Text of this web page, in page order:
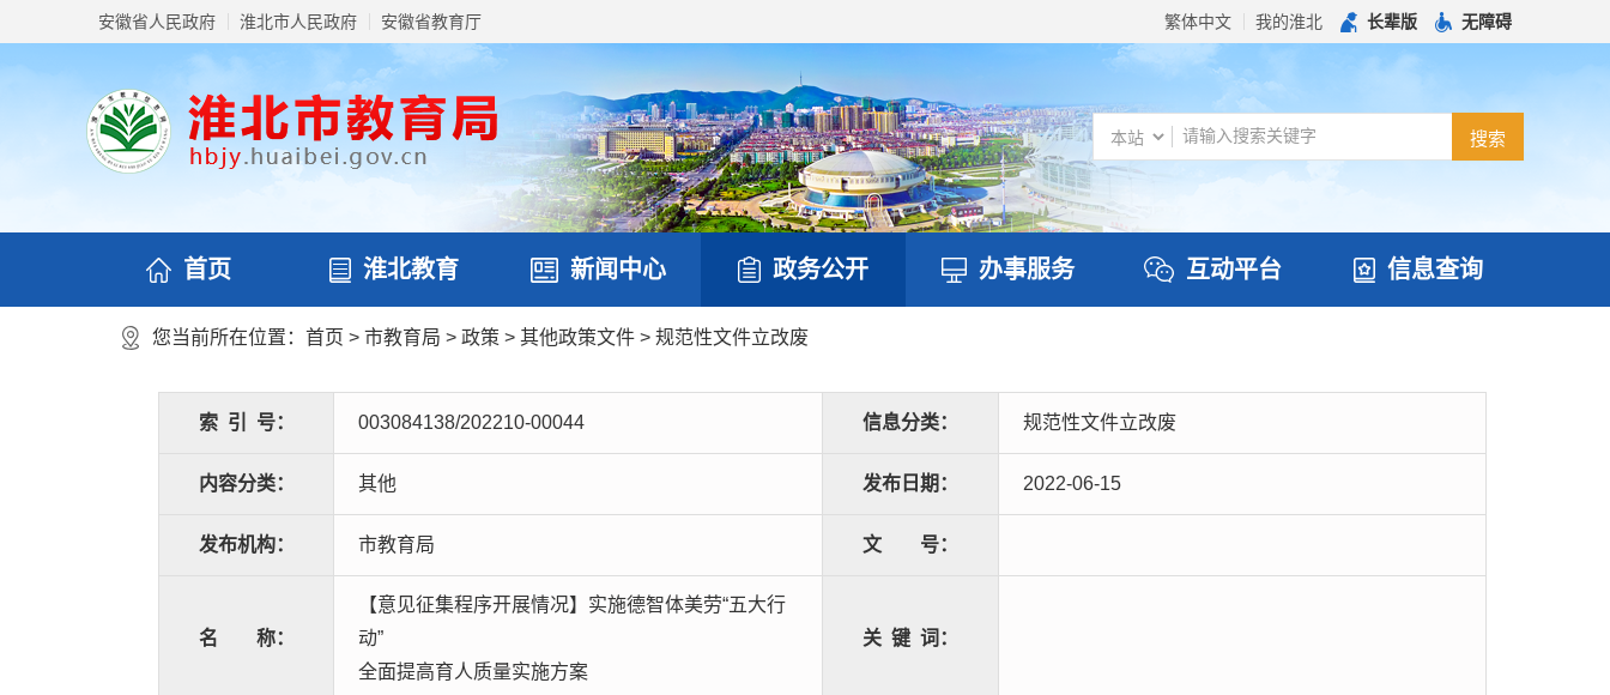
安徽省人民政府 淮北市人民政府 安徽省教育厅 繁体中文 我的淮北 长辈版 无障碍
首页 淮北教育 新闻中心 政务公开 办事服务 互动平台 信息查询
您当前所在位置： 首页 > 市教育局 > 政策 > 其他政策文件 > 规范性文件立改废
索 引 号： 003084138/202210-00044 信息分类： 规范性文件立改废
内容分类： 其他 发布日期： 2022-06-15
发布机构： 市教育局 文 号：
名 称：
【意见征集程序开展情况】实施德智体美劳“五大行
动”
全面提高育人质量实施方案
关 键 词：